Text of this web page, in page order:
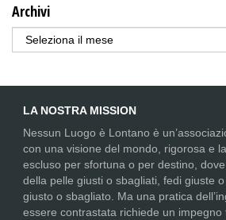
Archivi
Archivi
LA NOSTRA MISSION
Nessun Luogo è Lontano è
con una visione del mondo, rigorosa e
escluso per sfortuna o per destino,
della pelle giusti o sbagliati, fedi giuste
giusto o sbagliato. Ma una pratica
essere contrastata richiede un impegno